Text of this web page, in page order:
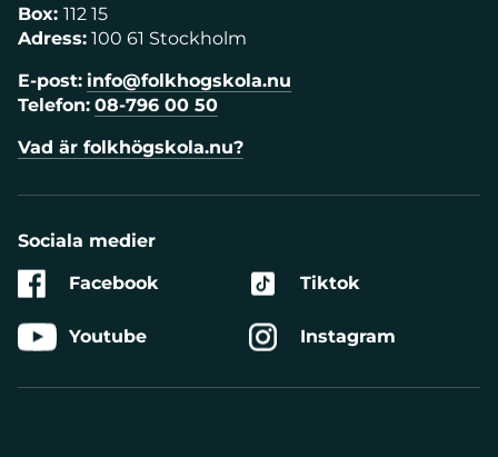
Box: 112 15
Adress: 100 61 Stockholm
E-post: info@folkhogskola.nu
Telefon: 08-796 00 50
Vad är folkhögskola.nu?
Sociala medier
Facebook
Youtube
Tiktok
Instagram